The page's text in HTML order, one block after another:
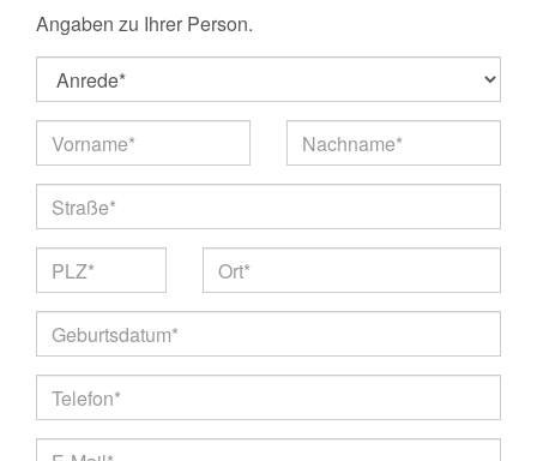
Angaben zu Ihrer Person.